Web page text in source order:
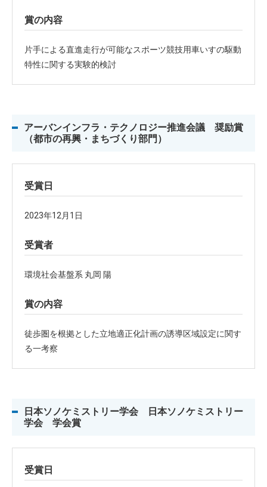
賞の内容
片手による直進走行が可能なスポーツ競技用車いすの駆動
特性に関する実験的検討
アーバンインフラ・テクノロジー推進会議 奨励賞
（都市の再興・まちづくり部門）
受賞日
2023年12月1日
受賞者
環境社会基盤系 丸岡 陽
賞の内容
徒歩圏を根拠とした立地適正化計画の誘導区域設定に関す
る一考察
日本ソノケミストリー学会 日本ソノケミストリー
学会 学会賞
受賞日